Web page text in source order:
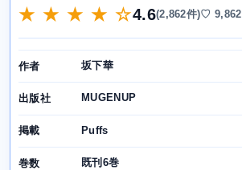
★ ★ ★ ★ ☆4.6(2,862件)♡ 9,862
作者 坂下華
出版社 MUGENUP
掲載 Puffs
巻数 既刊6巻